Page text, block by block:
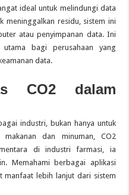
ideal untuk melindungi data
meninggalkan residu, sistem ini
atau penyimpanan data. Ini
bagi perusahaan yang
data.
CO2 dalam
industri, bukan hanya untuk
dan minuman, CO2
di industri farmasi, ia
Memahami berbagai aplikasi
manfaat lebih lanjut dari sistem